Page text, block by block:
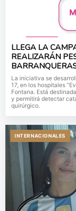
LLEGA LA
REALIZARÁN
La iniciativa se
17, en los hospitales
Fontana. Está
y permitirá detectar
quirúrgico.
INTERNACIONALES